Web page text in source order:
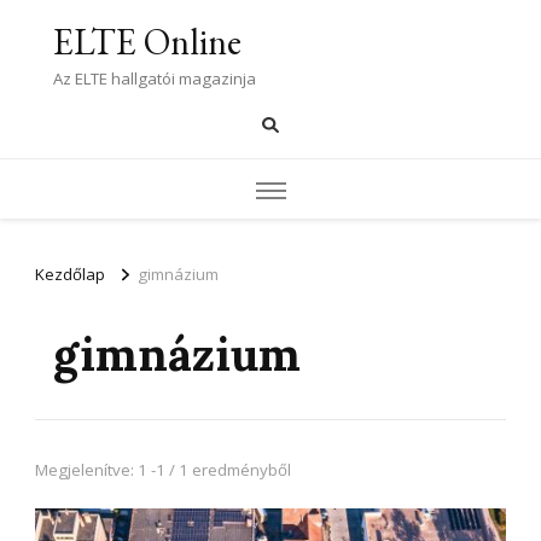
ELTE Online
Az ELTE hallgatói magazinja
Kezdőlap gimnázium
gimnázium
Megjelenítve: 1 -1 / 1 eredményből